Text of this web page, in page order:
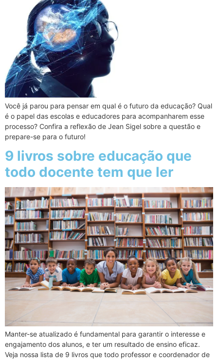
Você já parou para pensar em qual é o futuro da educação? Qual
é o papel das escolas e educadores para acompanharem esse
processo? Confira a reflexão de Jean Sigel sobre a questão e
prepare-se para o futuro!
9 livros sobre educação que
todo docente tem que ler
Manter-se atualizado é fundamental para garantir o interesse e
engajamento dos alunos, e ter um resultado de ensino eficaz.
Veja nossa lista de 9 livros que todo professor e coordenador de